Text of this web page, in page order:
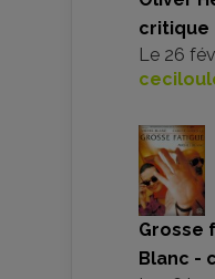
critique
Le 26
Grosse
Blanc -